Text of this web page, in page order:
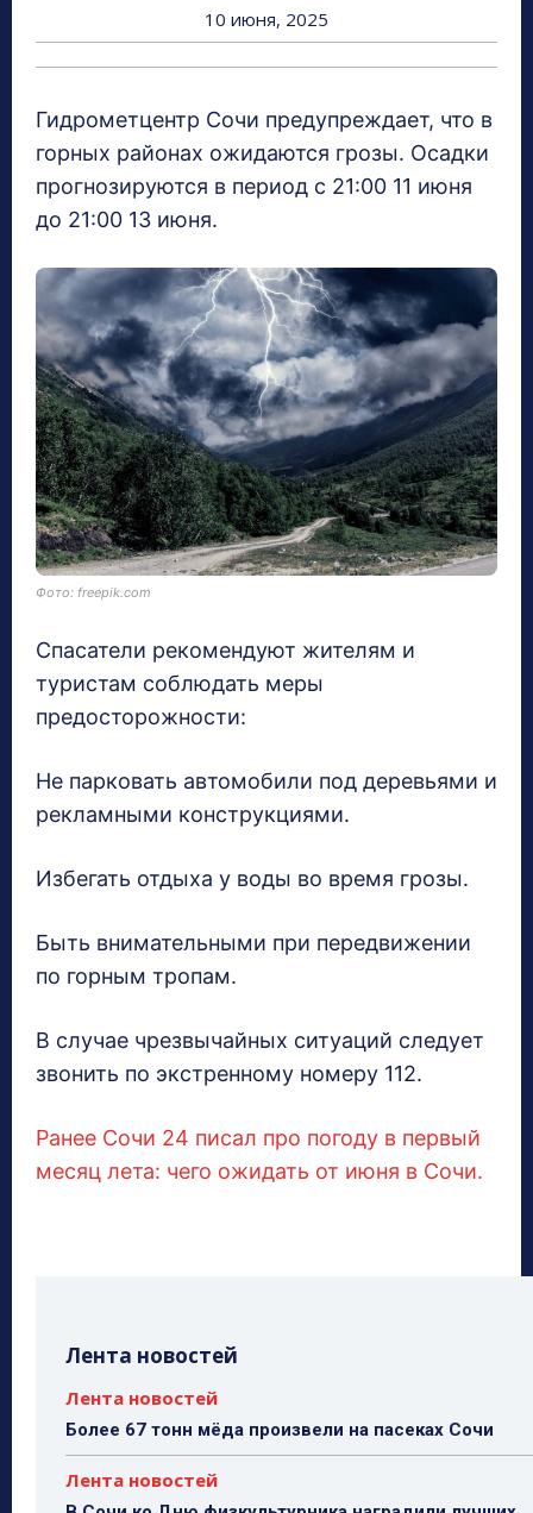
10 июня, 2025
Гидрометцентр Сочи предупреждает, что в
горных районах ожидаются грозы. Осадки
прогнозируются в период с 21:00 11 июня
до 21:00 13 июня.
Фото: freepik.com
Спасатели рекомендуют жителям и
туристам соблюдать меры
предосторожности:
Не парковать автомобили под деревьями и
рекламными конструкциями.
Избегать отдыха у воды во время грозы.
Быть внимательными при передвижении
по горным тропам.
В случае чрезвычайных ситуаций следует
звонить по экстренному номеру 112.
Ранее Сочи 24 писал про погоду в первый
месяц лета: чего ожидать от июня в Сочи.
Лента новостей
Лента новостей
Более 67 тонн мёда произвели на пасеках Сочи
Лента новостей